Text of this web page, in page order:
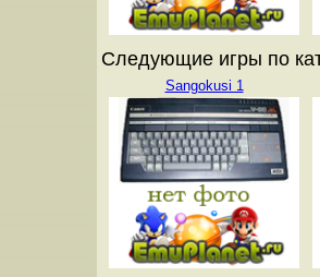
Следующие игры по
Sangokusi 1